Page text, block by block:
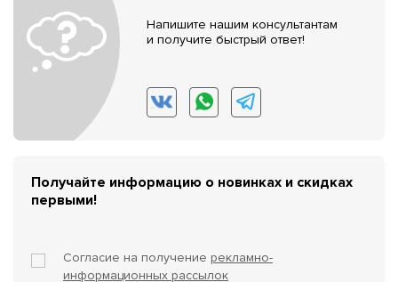
Напишите нашим консультантам
и получите быстрый ответ!
Получайте информацию о новинках и скидках
первыми!
Согласие на получение рекламно-
информационных рассылок